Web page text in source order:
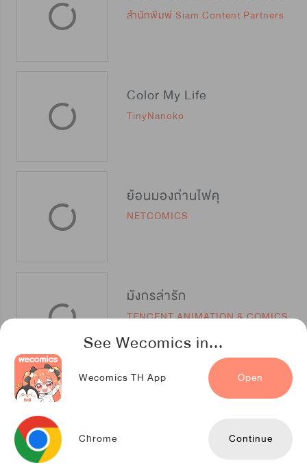
See Wecomics in...
Wecomics TH App Open
Chrome Continue
สำนักพิมพ์ Siam Content Partners
Color My Life
TinyNanoko
ย้อนมองถ่านไฟคุ
NETCOMICS
มังกรล่ารัก
TENCENT ANIMATION & COMICS
My O2 เพราะหัวใจขาดนายไม่ได้